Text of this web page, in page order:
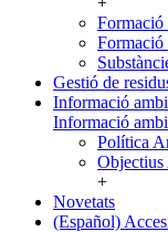
Formació
Formació
Gestió de
Informació
Informació
Política
+
Novetats
(Español)